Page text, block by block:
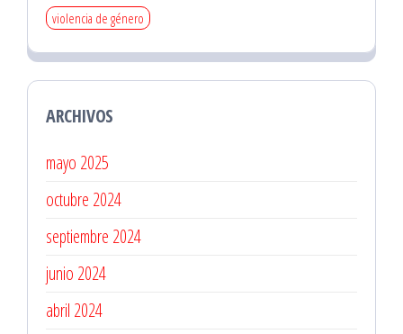
violencia de género
ARCHIVOS
mayo 2025
octubre 2024
septiembre 2024
junio 2024
abril 2024